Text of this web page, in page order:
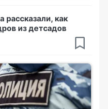
рассказали, как
из детсадов